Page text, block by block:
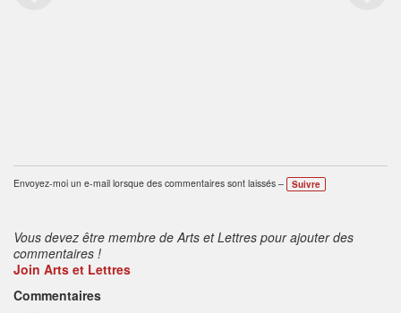
Envoyez-moi un e-mail lorsque des commentaires sont laissés – Suivre
Vous devez être membre de Arts et Lettres pour ajouter des
commentaires !
Join Arts et Lettres
Commentaires